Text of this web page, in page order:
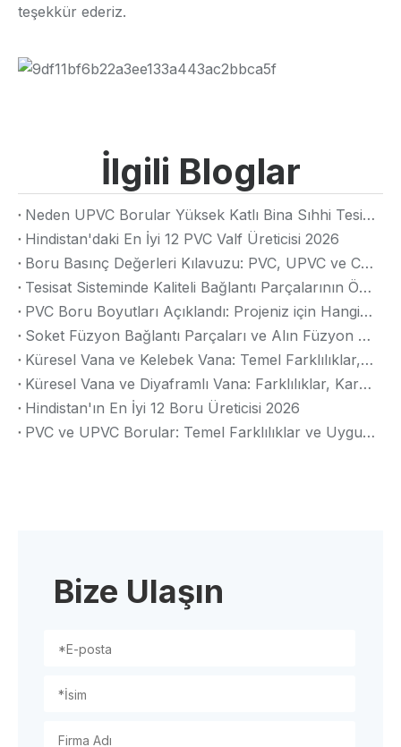
teşekkür ederiz.
İlgili Bloglar
Neden UPVC Borular Yüksek Katlı Bina Sıhhi Tesisat Sistemlerinde Tercih Edilen Seçimdir?
Hindistan'daki En İyi 12 PVC Valf Üreticisi 2026
Boru Basınç Değerleri Kılavuzu: PVC, UPVC ve CPVC Basınç Değerleri
Tesisat Sisteminde Kaliteli Bağlantı Parçalarının Önemi: Uzun Süreli Performansın Sağlanması
PVC Boru Boyutları Açıklandı: Projeniz için Hangi Boyutta PVC Boru En İyisidir?
Soket Füzyon Bağlantı Parçaları ve Alın Füzyon Bağlantı Parçaları: Temel Farklılıklar, Avantajlar ve Uygulamalar
Küresel Vana ve Kelebek Vana: Temel Farklılıklar, Avantajlar ve Uygulamalar (2026 Kılavuzu)
Küresel Vana ve Diyaframlı Vana: Farklılıklar, Karşılaştırma ve Seçim Kılavuzu
Hindistan'ın En İyi 12 Boru Üreticisi 2026
PVC ve UPVC Borular: Temel Farklılıklar ve Uygulamalar (2026 Kılavuzu)
Bize Ulaşın